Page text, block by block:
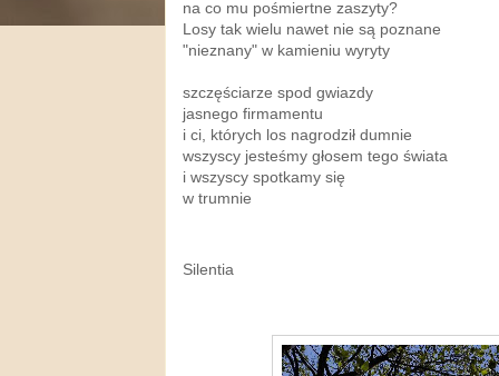
na co mu pośmiertne zaszyty?
Losy tak wielu nawet nie są poznane
"nieznany" w kamieniu wyryty
szczęściarze spod gwiazdy
jasnego firmamentu
i ci, których los nagrodził dumnie
wszyscy jesteśmy głosem tego świata
i wszyscy spotkamy się
w trumnie
Silentia